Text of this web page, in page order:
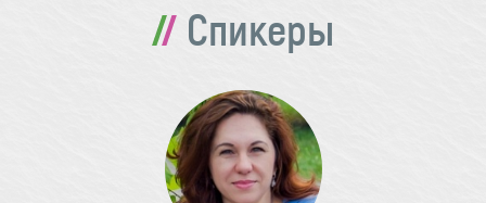
Спикеры